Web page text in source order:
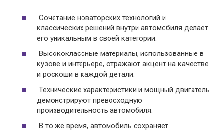
Сочетание новаторских технологий и
классических решений внутри автомобиля делает
его уникальным в своей категории.
Высококлассные материалы, использованные в
кузове и интерьере, отражают акцент на качестве
и роскоши в каждой детали.
Технические характеристики и мощный двигатель
демонстрируют превосходную
производительность автомобиля.
В то же время, автомобиль сохраняет